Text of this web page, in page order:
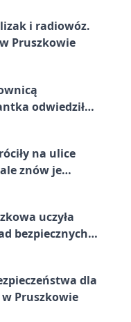
i radiowóz.
Pruszkowie
odwiedziła
na ulice
znów je
uczyła
bezpiecznych
dla
Pruszkowie